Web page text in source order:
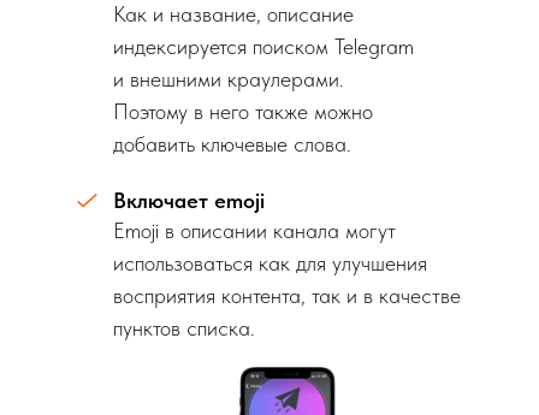
Как и название, описание
индексируется поиском Telegram
и внешними краулерами.
Поэтому в него также можно
добавить ключевые слова.
Включает emoji
Emoji в описании канала могут
использоваться как для улучшения
восприятия контента, так и в качестве
пунктов списка.